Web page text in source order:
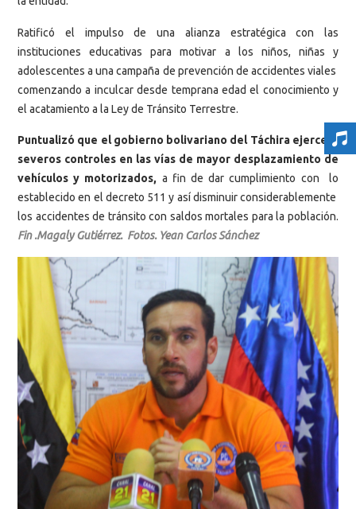
Ratificó el impulso de una alianza estratégica con las
instituciones educativas para motivar a los niños, niñas y
adolescentes a una campaña de prevención de accidentes viales
comenzando a inculcar desde temprana edad el conocimiento y
el acatamiento a la Ley de Tránsito Terrestre.
Puntualizó que el gobierno bolivariano del Táchira ejercerá
severos controles en las vías de mayor desplazamiento de
vehículos y motorizados, a fin de dar cumplimiento con lo
establecido en el decreto 511 y así disminuir considerablemente
los accidentes de tránsito con saldos mortales para la población.
Fin .Magaly Gutiérrez. Fotos. Yean Carlos Sánchez